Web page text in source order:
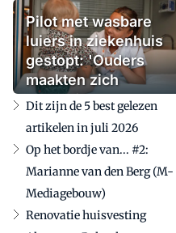
Pilot met wasbare
luiers in ziekenhuis
gestopt: 'Ouders
maakten zich
zorgen'
Dit zijn de 5 best gelezen
artikelen in juli 2026
Op het bordje van... #2:
Marianne van den Berg (M-
Mediagebouw)
Renovatie huisvesting